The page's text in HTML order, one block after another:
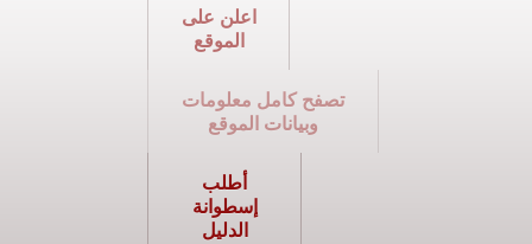
اعلن على
الموقع
تصفح كامل معلومات
وبيانات الموقع
أطلب
إسطوانة
الدليل